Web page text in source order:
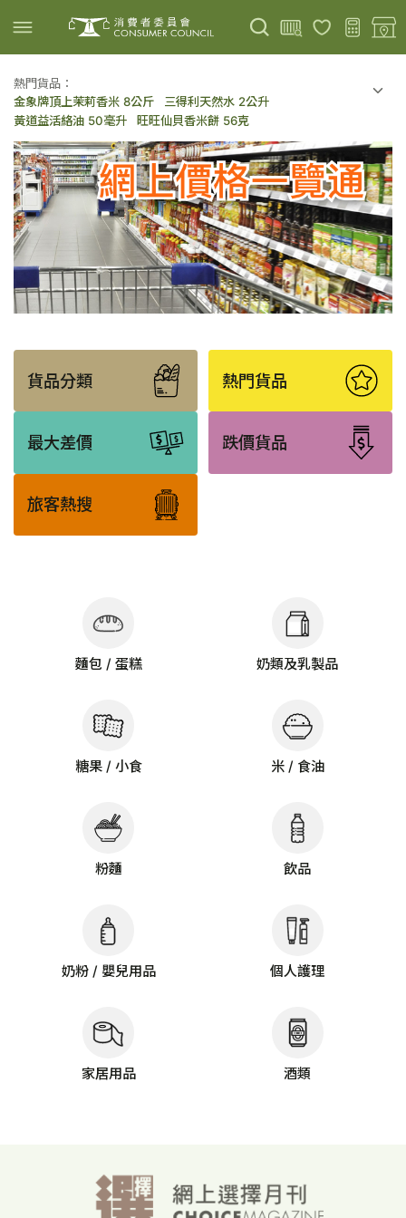
上載圖片 掃描條碼
熱門貨品：
金象牌頂上茉莉香米 8公斤
三得利天然水 2公升
黃道益活絡油 50毫升
旺旺仙貝香米餅 56克
可口可樂 可樂 - 罐裝 330毫升 x 8
百勝廚新加坡叻沙拉麵 144克
倍樂醇乳酪飲品 - 藍莓 65毫升 x 6
金象牌頂上茉莉香米 5公斤
低鹽/無鹽/低糖/無糖食品
旅客熱搜
貨品分類 熱門貨品
最大差價 跌價貨品
旅客熱搜
麵包 / 蛋糕 奶類及乳製品
糖果 / 小食 米 / 食油
粉麵 飲品
奶粉 / 嬰兒用品 個人護理
家居用品 酒類